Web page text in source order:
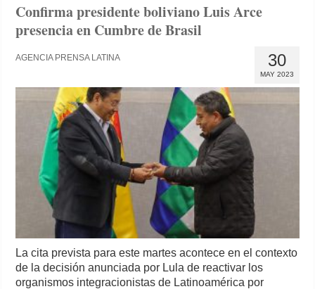
Confirma presidente boliviano Luis Arce
presencia en Cumbre de Brasil
30
MAY 2023
AGENCIA PRENSA LATINA
La cita prevista para este martes acontece en el contexto
de la decisión anunciada por Lula de reactivar los
organismos integracionistas de Latinoamérica por